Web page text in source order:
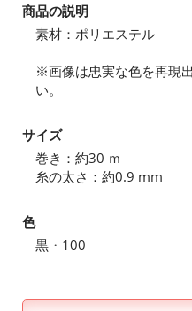
商品の説明
素材：ポリエステル
※画像は忠実な色を再現
い。
サイズ
巻き：約30 ｍ
糸の太さ：約0.9 mm
色
黒・100